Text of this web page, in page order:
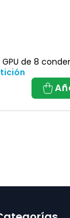
GPU de 8